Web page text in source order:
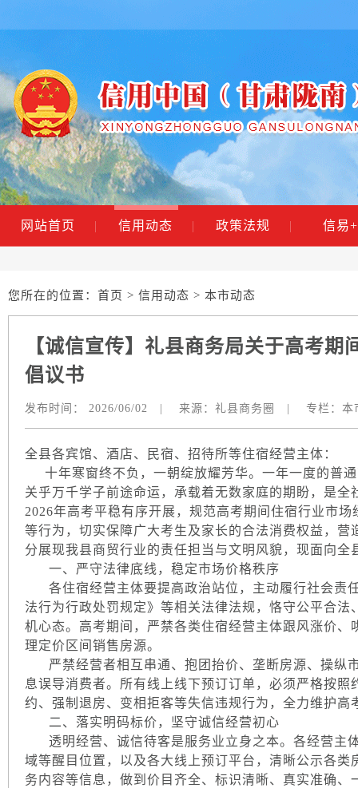
网站首页 | 信用动态 | 政策法规 | 信易+
您所在的位置： 首页 > 信用动态 > 本市动态
【诚信宣传】礼县商务局关于高考
倡议书
发布时间： 2026/06/02 来源： 礼县商务圈 专栏： 本
全县各宾馆、酒店、民宿、招待所等住宿经营主体：
十年寒窗终不负，一朝绽放耀芳华。一年一度的普
关乎万千学子前途命运，承载着无数家庭的期盼，是
2026年高考平稳有序开展，规范高考期间住宿行业市
等行为，切实保障广大考生及家长的合法消费权益，
分展现我县商贸行业的责任担当与文明风貌，现面向
一、严守法律底线，稳定市场价格秩序
各住宿经营主体要提高政治站位，主动履行社会责
法行为行政处罚规定》等相关法律法规，恪守公平合
机心态。高考期间，严禁各类住宿经营主体跟风涨价
理定价区间销售房源。
严禁经营者相互串通、抱团抬价、垄断房源、操纵
息误导消费者。所有线上线下预订订单，必须严格按
约、强制退房、变相拒客等失信违规行为，全力维护
二、落实明码标价，坚守诚信经营初心
透明经营、诚信待客是服务业立身之本。各经营主
域等醒目位置，以及各大线上预订平台，清晰公示各
务内容等信息，做到价目齐全、标识清晰、真实准确、